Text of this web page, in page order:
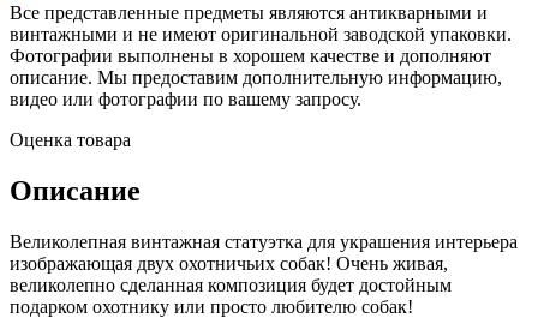
Все представленные предметы являются антикварными и
винтажными и не имеют оригинальной заводской упаковки.
Фотографии выполнены в хорошем качестве и дополняют
описание. Мы предоставим дополнительную информацию,
видео или фотографии по вашему запросу.
Оценка товара
Описание
Великолепная винтажная статуэтка для украшения интерьера
изображающая двух охотничьих собак! Очень живая,
великолепно сделанная композиция будет достойным
подарком охотнику или просто любителю собак!